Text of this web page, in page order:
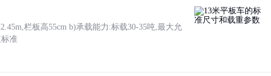
栏板高55cm b)承载能力:标载30-35吨,最大允
准